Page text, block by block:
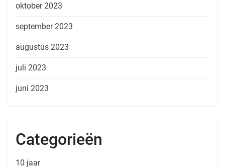
oktober 2023
september 2023
augustus 2023
juli 2023
juni 2023
Categorieën
10 jaar